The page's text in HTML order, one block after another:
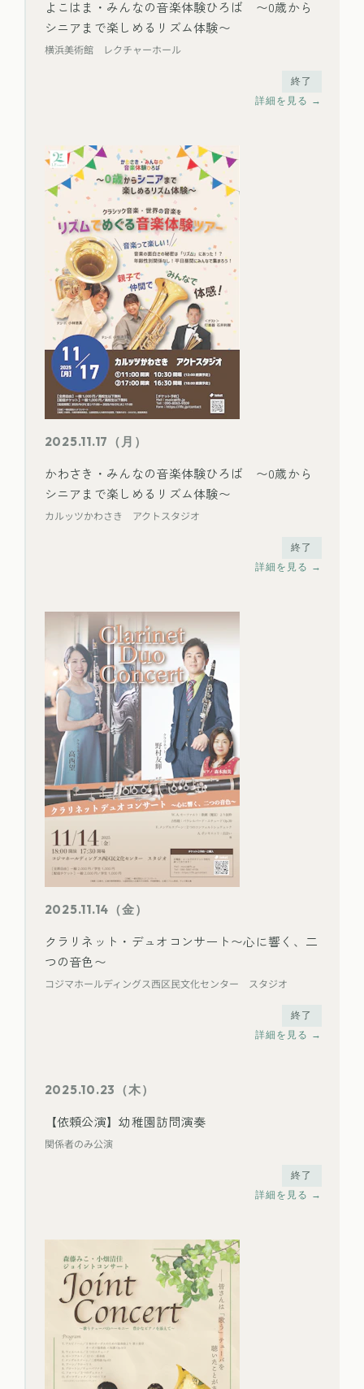
よこはま・みんなの音楽体験ひろば 〜0歳から
シニアまで楽しめるリズム体験〜
横浜美術館 レクチャーホール
終了
詳細を見る →
2025.11.17（月）
かわさき・みんなの音楽体験ひろば 〜0歳から
シニアまで楽しめるリズム体験〜
カルッツかわさき アクトスタジオ
終了
詳細を見る →
2025.11.14（金）
クラリネット・デュオコンサート〜心に響く、二
つの音色〜
コジマホールディングス西区民文化センター スタジオ
終了
詳細を見る →
2025.10.23（木）
【依頼公演】幼稚園訪問演奏
関係者のみ公演
終了
詳細を見る →